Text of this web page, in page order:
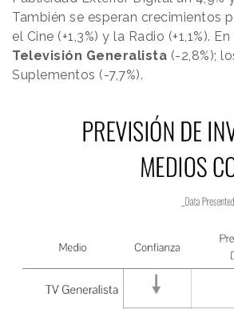
También se esperan crecimientos
el Cine (+1,3%) y la Radio (+1,1%).
Televisión Generalista (-2,8%);
Suplementos (-7,7%).